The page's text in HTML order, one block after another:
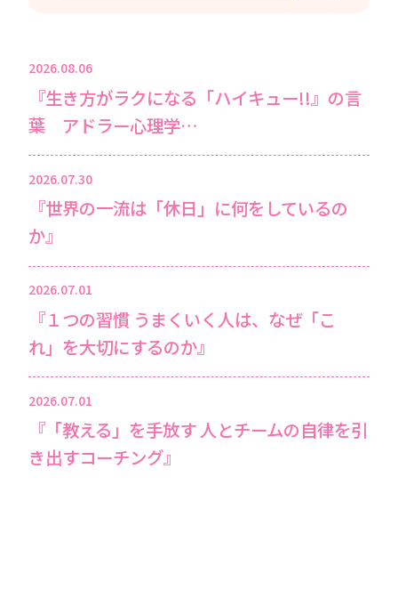
2026.08.06
『生き方がラクになる「ハイキュー!!』の言
葉 アドラー心理学…
2026.07.30
『世界の一流は「休日」に何をしているの
か』
2026.07.01
『１つの習慣 うまくいく人は、なぜ「こ
れ」を大切にするのか』
2026.07.01
『「教える」を手放す 人とチームの自律を引
き出すコーチング』